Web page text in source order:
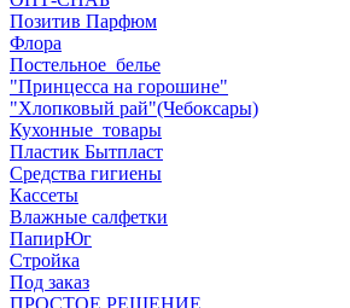
Позитив Парфюм
Флора
Постельное_белье
"Принцесса на горошине"
"Хлопковый рай"(Чебоксары)
Кухонные_товары
Пластик Бытпласт
Средства гигиены
Кассеты
Влажные салфетки
ПапирЮг
Стройка
Под заказ
ПРОСТОЕ РЕШЕНИЕ